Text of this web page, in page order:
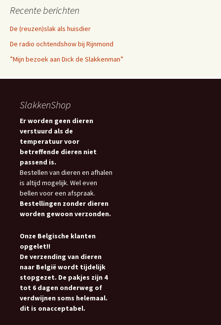
Recente berichten
De (reuzen)slak als huisdier
De radio ochtendshow bij Rijnmond
”Mijn bezoek aan Dick de Slakkenman”
SlakkenShop
Er worden geen dieren
verstuurd als de
temperatuur voor
betreffende dieren niet
passend is.
Bestellen van dieren en afhalen
is altijd mogelijk. Wel even
bellen voor een afspraak.
Bestellingen zonder dieren
worden gewoon verzonden.
Onze Belgische klanten
opgelet!!
De verzending van dieren
naar België wordt tijdelijk
stopgezet. De pakjes zijn 4
tot 6 dagen onderweg of
verdwijnen soms helemaal.
dit is onacceptabel.